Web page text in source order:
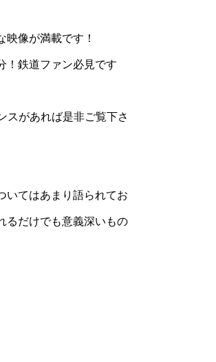
像が満載です！
！鉄道ファン必見です
スがあれば是非ご覧下さ
いてはあまり語られてお
るだけでも意義深いもの